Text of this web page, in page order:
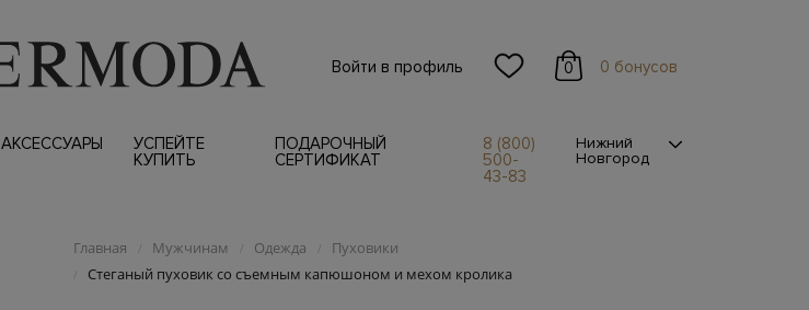
Войти в профиль 0 0 бонусов
АКСЕССУАРЫ
УСПЕЙТЕ
КУПИТЬ
ПОДАРОЧНЫЙ
СЕРТИФИКАТ
8 (800)
500-
43-83
Нижний
Новгород
Главная / Мужчинам / Одежда / Пуховики
/ Стеганый пуховик со съемным капюшоном и мехом кролика